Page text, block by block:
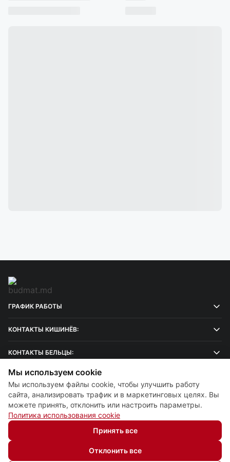
ГРАФИК РАБОТЫ
КОНТАКТЫ КИШИНЁВ:
КОНТАКТЫ БЕЛЬЦЫ:
© 2013 – 2026 ECOM
Настройки cookie
Политика использования cookie
Мы используем cookie
Мы используем файлы cookie, чтобы улучшить работу
сайта, анализировать трафик и в маркетинговых целях. Вы
можете принять, отклонить или настроить параметры.
Политика использования cookie
Принять все
Отклонить все